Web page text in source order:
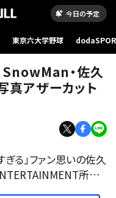
今日の予定
東京六大学野球
SnowMan・佐久
真アザーカット
ぎる」ファン思いの佐久
所…